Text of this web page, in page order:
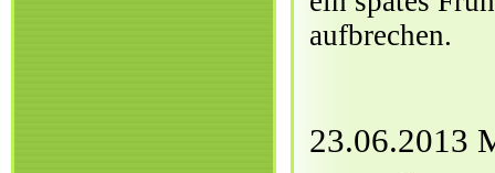
aufbrechen.
23.06.2013